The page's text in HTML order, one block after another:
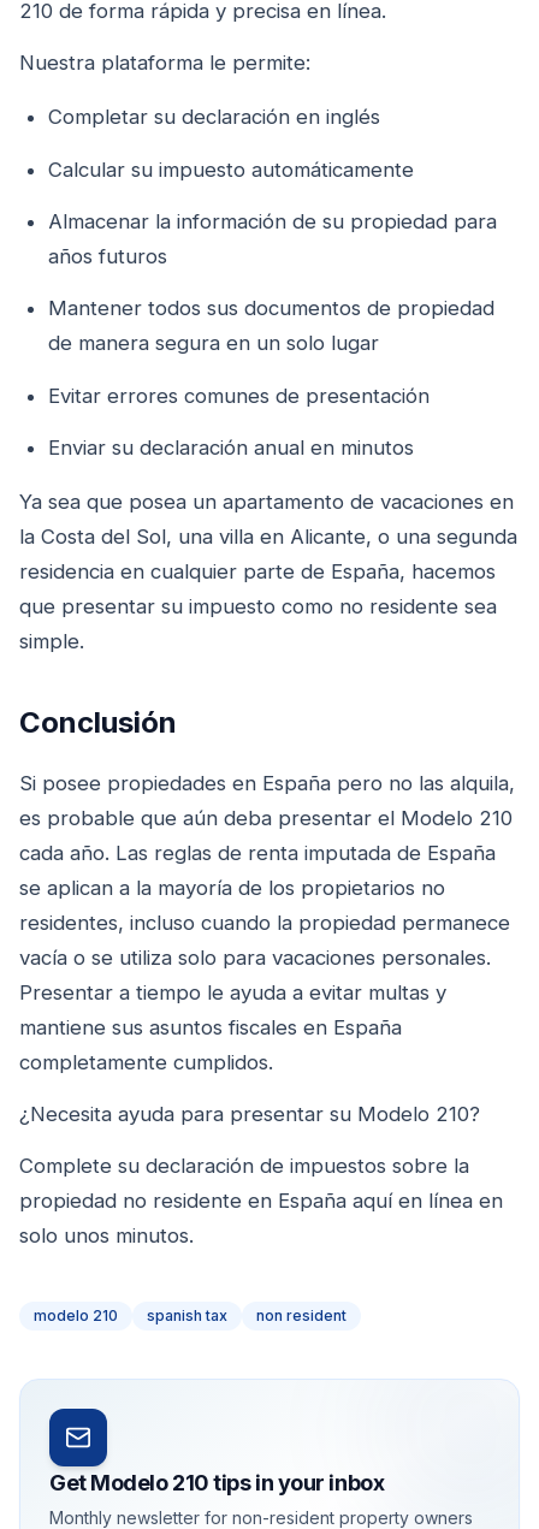
210 de forma rápida y precisa en línea.
Nuestra plataforma le permite:
Completar su declaración en inglés
Calcular su impuesto automáticamente
Almacenar la información de su propiedad para
años futuros
Mantener todos sus documentos de propiedad
de manera segura en un solo lugar
Evitar errores comunes de presentación
Enviar su declaración anual en minutos
Ya sea que posea un apartamento de vacaciones en
la Costa del Sol, una villa en Alicante, o una segunda
residencia en cualquier parte de España, hacemos
que presentar su impuesto como no residente sea
simple.
Conclusión
Si posee propiedades en España pero no las alquila,
es probable que aún deba presentar el Modelo 210
cada año. Las reglas de renta imputada de España
se aplican a la mayoría de los propietarios no
residentes, incluso cuando la propiedad permanece
vacía o se utiliza solo para vacaciones personales.
Presentar a tiempo le ayuda a evitar multas y
mantiene sus asuntos fiscales en España
completamente cumplidos.
¿Necesita ayuda para presentar su Modelo 210?
Complete su declaración de impuestos sobre la
propiedad no residente en España aquí en línea en
solo unos minutos.
modelo 210 spanish tax non resident
Get Modelo 210 tips in your inbox
Monthly newsletter for non-resident property owners